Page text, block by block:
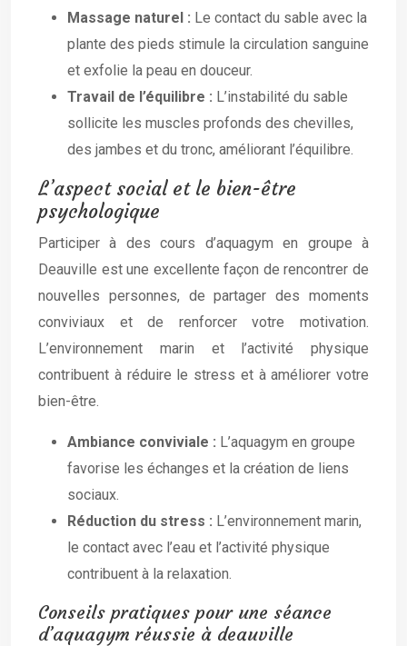
Massage naturel : Le contact du sable avec la
plante des pieds stimule la circulation sanguine
et exfolie la peau en douceur.
Travail de l’équilibre : L’instabilité du sable
sollicite les muscles profonds des chevilles,
des jambes et du tronc, améliorant l’équilibre.
L’aspect social et le bien-être
psychologique
Participer à des cours d’aquagym en groupe à
Deauville est une excellente façon de rencontrer de
nouvelles personnes, de partager des moments
conviviaux et de renforcer votre motivation.
L’environnement marin et l’activité physique
contribuent à réduire le stress et à améliorer votre
bien-être.
Ambiance conviviale : L’aquagym en groupe
favorise les échanges et la création de liens
sociaux.
Réduction du stress : L’environnement marin,
le contact avec l’eau et l’activité physique
contribuent à la relaxation.
Conseils pratiques pour une séance
d’aquagym réussie à deauville